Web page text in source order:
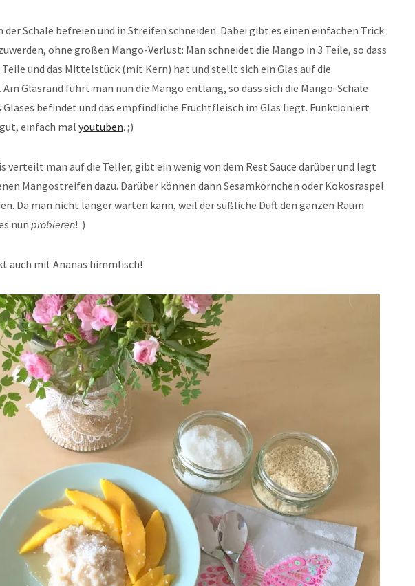
der Schale befreien und in Streifen schneiden. Dabei gibt es einen einfachen Trick
ohne großen Mango-Verlust: Man schneidet die Mango in 3 Teile, so dass
Teile und das Mittelstück (mit Kern) hat und stellt sich ein Glas auf die
Glasrand führt man nun die Mango entlang, so dass sich die Mango-Schale
Glases befindet und das empfindliche Fruchtfleisch im Glas liegt. Funktioniert
einfach mal youtuben. ;)
verteilt man auf die Teller, gibt ein wenig von dem Rest Sauce darüber und legt
Mangostreifen dazu. Darüber können dann Sesamkörnchen oder Kokosraspel
Da man nicht länger warten kann, weil der süßliche Duft den ganzen Raum
nun probieren! :)
auch mit Ananas himmlisch!